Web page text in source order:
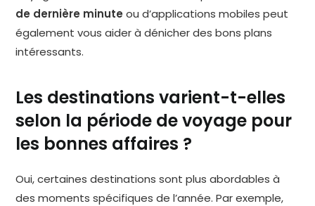
de dernière minute ou d’applications mobiles peut
également vous aider à dénicher des bons plans
intéressants.
Les destinations varient-t-elles
selon la période de voyage pour
les bonnes affaires ?
Oui, certaines destinations sont plus abordables à
des moments spécifiques de l’année. Par exemple,